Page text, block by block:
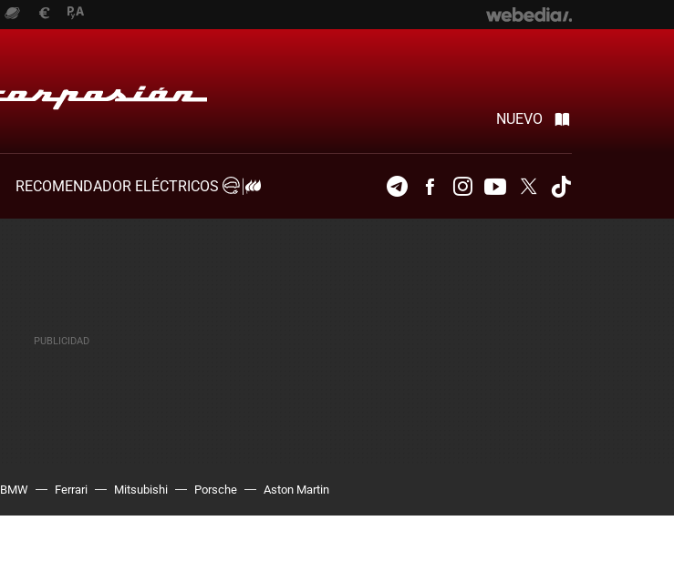
NUEVO
RECOMENDADOR ELÉCTRICOS
TelegramFacebookInstagramYoutubeTwitter
BMW Ferrari Mitsubishi Porsche Aston Martin